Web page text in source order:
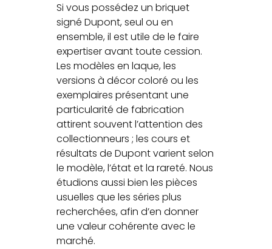
Si vous possédez un briquet
signé Dupont, seul ou en
ensemble, il est utile de le faire
expertiser avant toute cession.
Les modèles en laque, les
versions à décor coloré ou les
exemplaires présentant une
particularité de fabrication
attirent souvent l’attention des
collectionneurs ; les cours et
résultats de Dupont varient selon
le modèle, l’état et la rareté. Nous
étudions aussi bien les pièces
usuelles que les séries plus
recherchées, afin d’en donner
une valeur cohérente avec le
marché.